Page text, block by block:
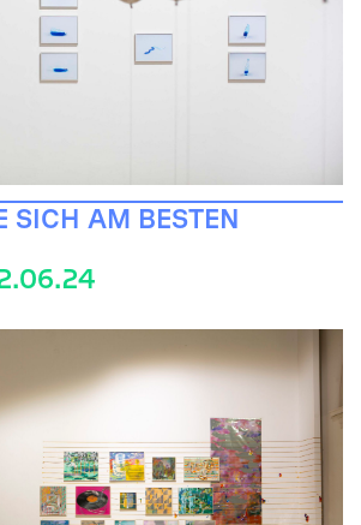
SICH AM BESTEN